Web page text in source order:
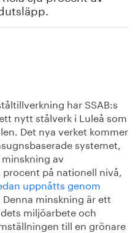
har SSAB:s
nytt stålverk i Luleå som
Det nya verket kommer
systemet,
av
på nationell nivå,
uppnåtts genom
Denna minskning är ett
miljöarbete och
till en grönare